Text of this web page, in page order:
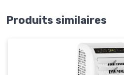
Produits similaires